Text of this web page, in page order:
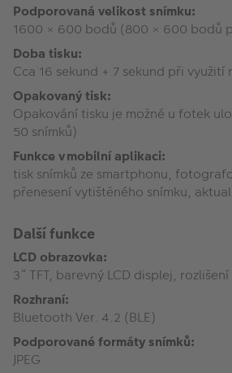
Podporovaná velikost snímku:
1600 × 600 bodů (800 × 600 bodů
Doba tisku:
Cca 16 sekund + 7 sekund při využití
Opakovaný tisk:
Opakování tisku je možné u fotek
50 snímků)
Funkce v mobilní aplikaci:
tisk snímků ze smartphonu,
přenesení vytištěného snímku,
Další funkce
LCD obrazovka:
3“ TFT, barevný LCD displej,
Rozhraní:
Bluetooth Ver. 4.2 (BLE)
Podporované formáty snímků:
JPEG